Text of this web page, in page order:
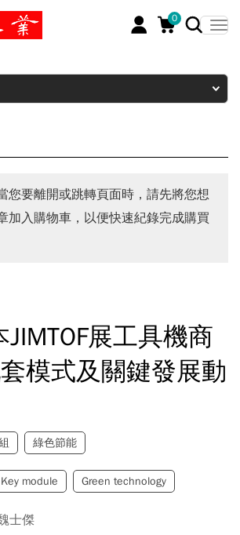
0
您要離開或跳轉頁面時，請先將您想
加入購物車，以便快速紀錄完成購買
展工具機商
模式及關鍵發展動
綠色節能
Key module Green technology
士傑